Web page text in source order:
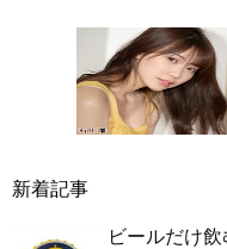
新着記事
ビールだけ